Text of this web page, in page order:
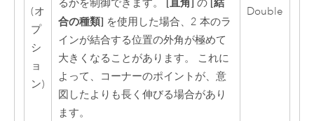
(オ
プ
シ
ョ
ン)
るかを制御できます。
の
合の種類] を使用した場合、2 本のラ
インが結合する位置の外角が極めて
大きくなることがあります。 これに
よって、コーナーのポイントが、意
図したよりも長く伸びる場合があり
ます。
Double